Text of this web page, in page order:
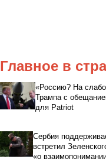
Главное в
«Россию? На
Трампа с
для Patriot
Сербия
встретил
«о